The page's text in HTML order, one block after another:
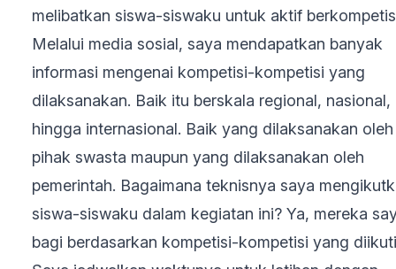
melibatkan siswa-siswaku untuk aktif
Melalui media sosial, saya mendapatkan banyak
informasi mengenai kompetisi-kompetisi yang
dilaksanakan. Baik itu berskala regional, nasional,
hingga internasional. Baik yang dilaksanakan oleh
pihak swasta maupun yang dilaksanakan oleh
pemerintah. Bagaimana teknisnya saya
siswa-siswaku dalam kegiatan ini? Ya, mereka
bagi berdasarkan kompetisi-kompetisi yang